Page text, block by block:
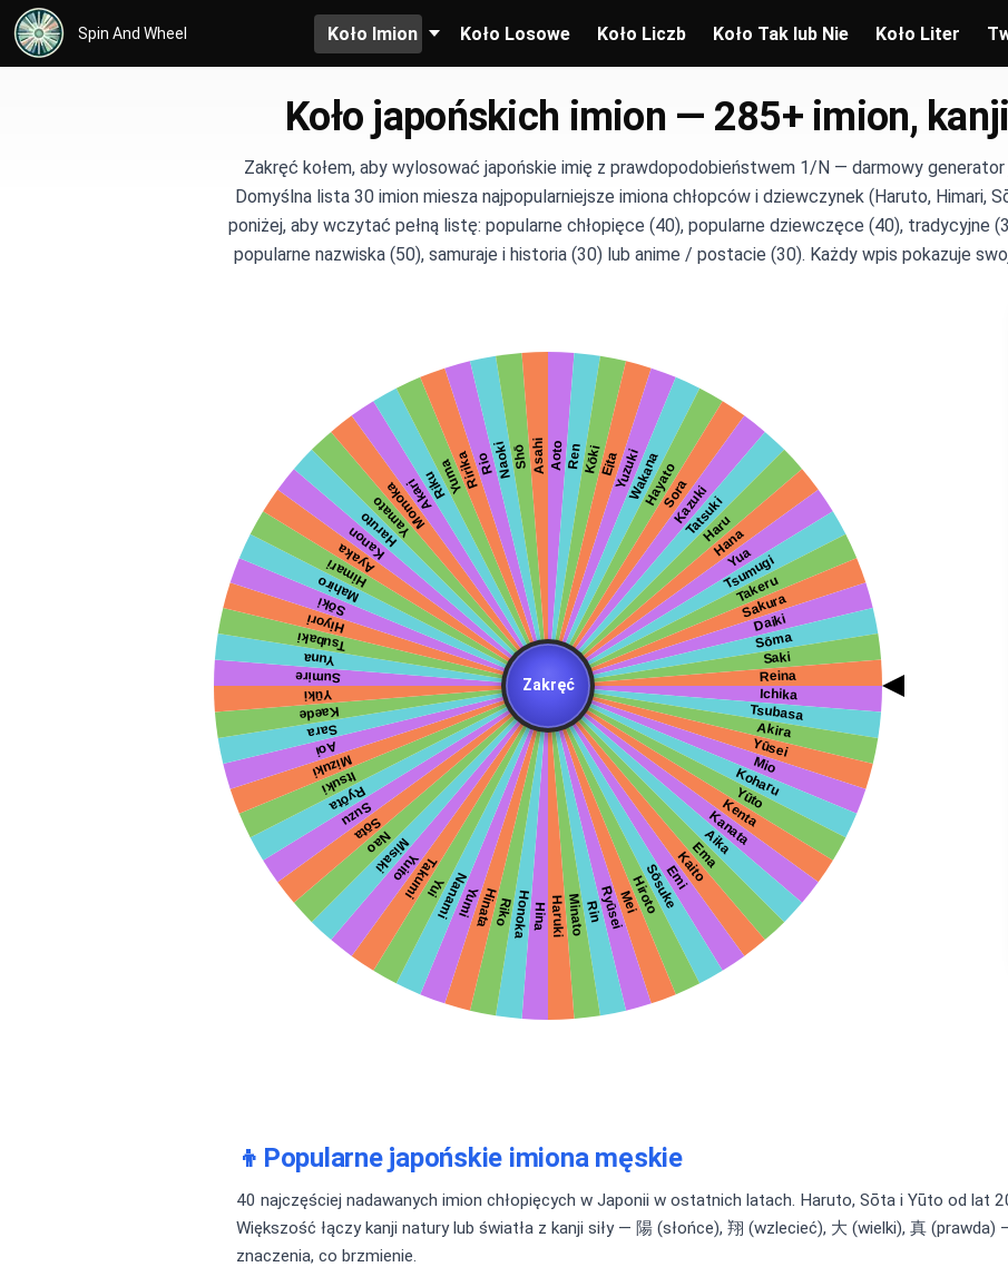
Spin And Wheel Koło Imion Koło Losowe Koło Liczb Koło Tak lub Nie Koło Liter
Koło japońskich imion — 285+ imion,
Zakręć kołem, aby wylosować japońskie imię z prawdopodobieństwem 1/N — darmowy
Domyślna lista 30 imion miesza najpopularniejsze imiona chłopców i dziewczynek (Haruto, Himari,
poniżej, aby wczytać pełną listę: popularne chłopięce (40), popularne dziewczęce (40), tradycyjne
popularne nazwiska (50), samuraje i historia (30) lub anime / postacie (30). Każdy wpis pokazuje
👦 Popularne japońskie imiona męskie
40 najczęściej nadawanych imion chłopięcych w Japonii w ostatnich latach. Haruto, Sōta i Yūto od lat
Większość łączy kanji natury lub światła z kanji siły — 陽 (słońce), 翔 (wzlecieć), 大 (wielki), 真
znaczenia, co brzmienie.